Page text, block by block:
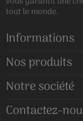
tout le monde.
Informations
Nos produits
Notre société
Contactez-